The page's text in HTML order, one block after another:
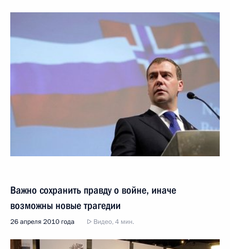
Важно сохранить правду о войне, иначе
возможны новые трагедии
26 апреля 2010 года Видео, 4 мин.